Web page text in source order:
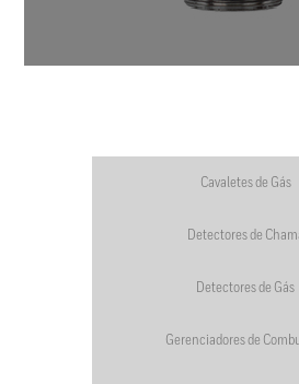
Cavaletes de Gás
Detectores de
Detectores de Gás
Gerenciadores de